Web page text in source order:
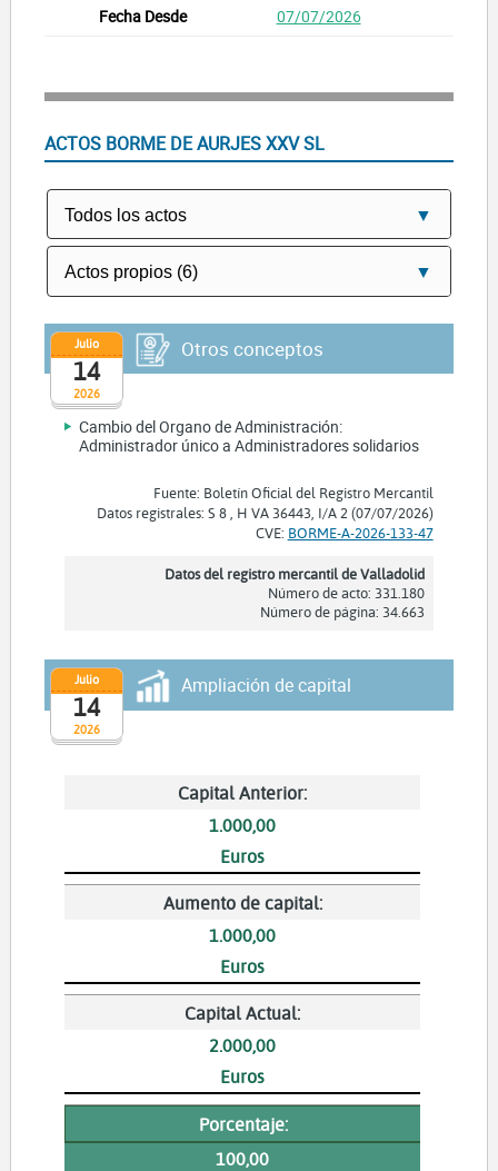
07/07/2026
ACTOS BORME DE AURJES XXV SL
2026
Julio
14
Otros conceptos
Cambio del Organo de Administración:
Administrador único a Administradores solidarios
Fuente: Boletín Oficial del Registro Mercantil
Datos registrales: S 8 , H VA 36443, I/A 2 (07/07/2026)
CVE: BORME-A-2026-133-47
Datos del registro mercantil de Valladolid
Número de acto: 331.180
Número de página: 34.663
2026
Julio
14
Ampliación de capital
Capital Anterior:
1.000,00
Euros
Aumento de capital:
1.000,00
Euros
Capital Actual:
2.000,00
Euros
Porcentaje:
100,00